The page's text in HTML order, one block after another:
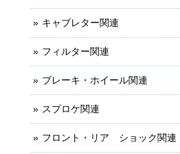
キャブレター関連
フィルター関連
ブレーキ・ホイール関連
スプロケ関連
フロント・リア ショック関連